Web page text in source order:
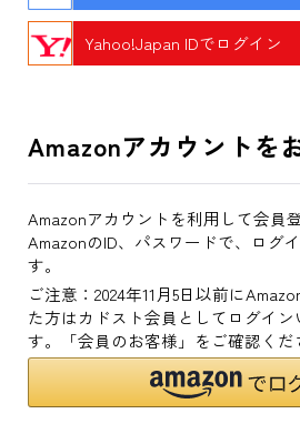
Yahoo!Japan IDでログイン
Amazonアカウントを
Amazonアカウントを利用して会員
AmazonのID、パスワードで、ログ
す。
ご注意：2024年11月5日以前に
た方はカドスト会員としてログイ
す。「会員のお客様」をご確認くだ